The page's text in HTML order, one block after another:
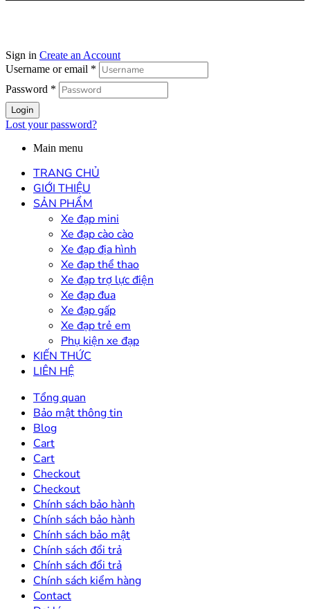
Sign in Create an Account
Username or email *
Password *
Login
Lost your password?
Main menu
TRANG CHỦ
GIỚI THIỆU
SẢN PHẨM
Xe đạp mini
Xe đạp cào cào
Xe đạp địa hình
Xe đạp thể thao
Xe đạp trợ lực điện
Xe đạp đua
Xe đạp gấp
Xe đạp trẻ em
Phụ kiện xe đạp
KIẾN THỨC
LIÊN HỆ
Tổng quan
Bảo mật thông tin
Blog
Cart
Cart
Checkout
Checkout
Chính sách bảo hành
Chính sách bảo hành
Chính sách bảo mật
Chính sách đổi trả
Chính sách đổi trả
Chính sách kiểm hàng
Contact